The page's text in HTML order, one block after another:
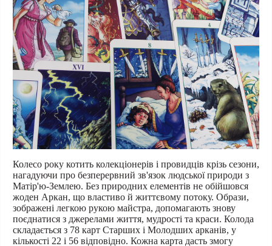
Колесо року котить колекціонерів і провидців крізь сезони,
нагадуючи про безперервний зв'язок людської природи з
Матір'ю-Землею. Без природних елементів не обійшовся
жоден Аркан, що властиво й життєвому потоку. Образи,
зображені легкою рукою майстра, допомагають знову
поєднатися з джерелами життя, мудрості та краси. Колода
складається з 78 карт Старших і Молодших арканів, у
кількості 22 і 56 відповідно. Кожна карта дасть змогу